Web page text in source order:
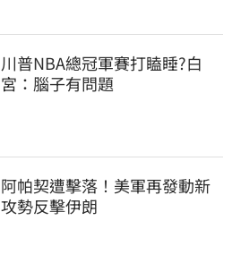
川普NBA總冠軍賽打瞌睡?白
宮：腦子有問題
阿帕契遭擊落！美軍再發動新
攻勢反擊伊朗